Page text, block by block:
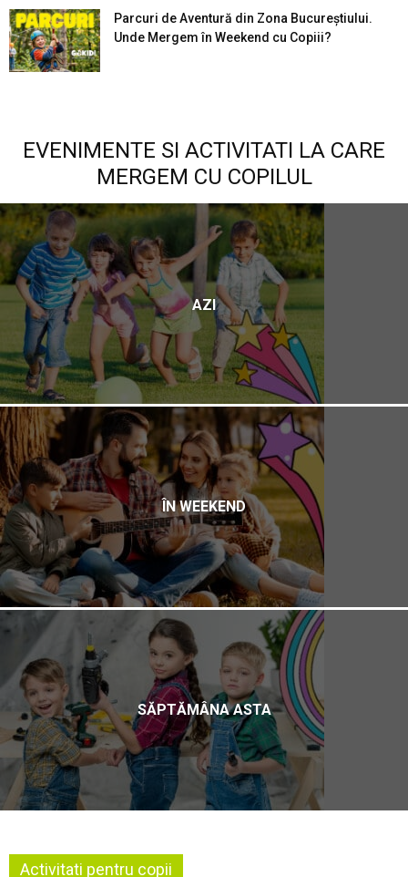
Parcuri de Aventură din Zona Bucureştiului.
Unde Mergem în Weekend cu Copiii?
EVENIMENTE SI ACTIVITATI LA CARE
MERGEM CU COPILUL
AZI
ÎN WEEKEND
SĂPTĂMÂNA ASTA
Activitati pentru copii